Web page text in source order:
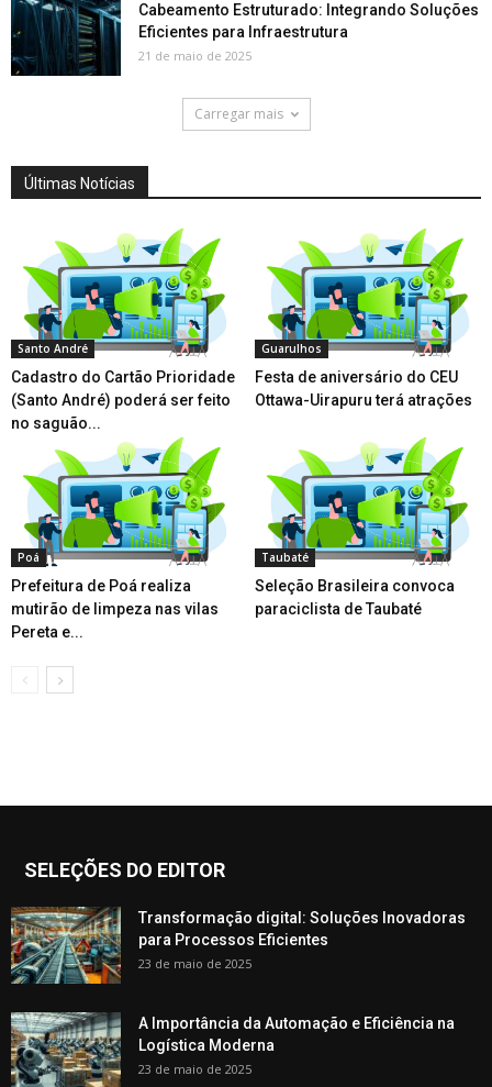
Cabeamento Estruturado: Integrando Soluções
Eficientes para Infraestrutura
21 de maio de 2025
Carregar mais
Últimas Notícias
Santo André
Cadastro do Cartão Prioridade
(Santo André) poderá ser feito
no saguão...
Guarulhos
Festa de aniversário do CEU
Ottawa-Uirapuru terá atrações
Poá
Prefeitura de Poá realiza
mutirão de limpeza nas vilas
Pereta e...
Taubaté
Seleção Brasileira convoca
paraciclista de Taubaté
SELEÇÕES DO EDITOR
Transformação digital: Soluções Inovadoras
para Processos Eficientes
23 de maio de 2025
A Importância da Automação e Eficiência na
Logística Moderna
23 de maio de 2025